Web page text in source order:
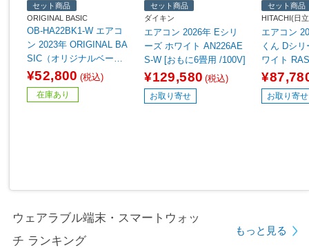
セット商品
ORIGINAL BASIC
OB-HA22BK1-W エアコ
ン 2023年 ORIGINAL BA
SIC（オリジナルベーシ
ック） ホワイト [おもに
6畳用 /100V]
¥52,800 (税込)
在庫あり
セット商品
ダイキン
エアコン 2026年 Eシリ
ーズ ホワイト AN226AE
S-W [おもに6畳用 /100V]
¥129,580 (税込)
お取り寄せ
セット商品
HITACHI(日
エアコン
くん Dシ
ワイト
[おもに6畳
お取り寄せ
ウェアラブル端末・スマートウォッ
チ ランキング
もっと見る